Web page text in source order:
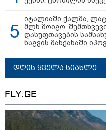
იტალიაში ქალმა,
მლნ მოიგო,
დასუფთავების
ნაგვის მანქანაში
დღის ყველა სიახლე
FLY.GE